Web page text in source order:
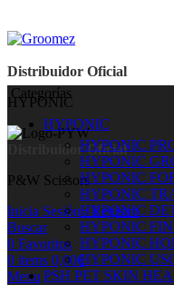
Distribuidor Oficial
HYPONIC
Distribuidor Oficial
P&W Scissors
Inicia Sesión / Registro
Buscar
0 Favoritos
0 items 0,00€
Menu
Categorías
HYPONIC
HYPONIC
HYPONIC
HYPONIC
HYPONIC
HYPONIC
HYPONIC
HYPONIC
HYPONIC
PSH PET SKIN